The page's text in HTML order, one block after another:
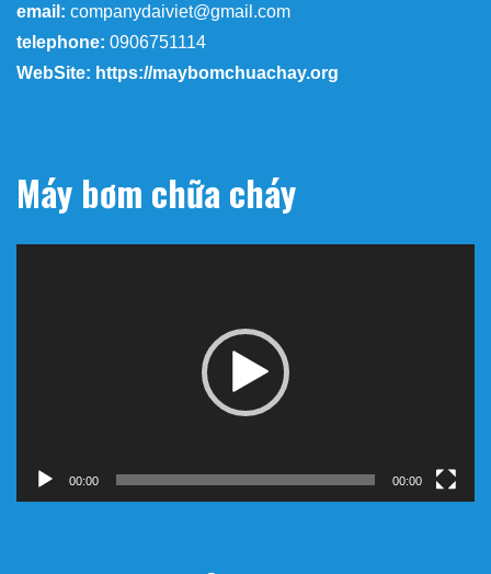
email: companydaiviet@gmail.com
telephone: 0906751114
WebSite: https://maybomchuachay.org
Máy bơm chữa cháy
00:00 00:00